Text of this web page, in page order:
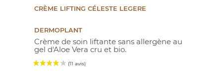
(1 avis)
CRÈME LIFTING CÉLESTE LEGERE
DERMOPLANT
Crème de soin liftante sans allergène au
gel d'Aloe Vera cru et bio.